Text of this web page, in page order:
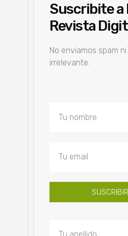
Suscribite a
Revista
No enviamos spam ni
irrelevante.